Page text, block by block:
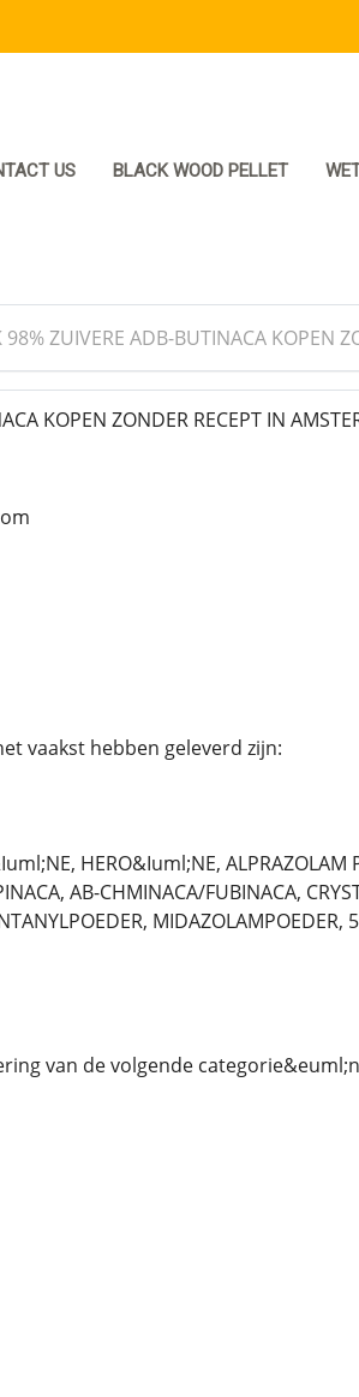
US BLACK WOOD PELLET
98% ZUIVERE ADB-BUTINACA KOPEN
KOPEN ZONDER RECEPT IN
vaakst hebben geleverd zijn:
HERO&Iuml;NE,
AB-CHMINACA/FUBINACA,
van de volgende